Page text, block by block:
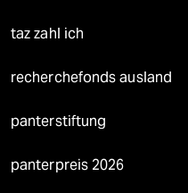
taz zahl ich
recherchefonds ausland
panterstiftung
panterpreis 2026